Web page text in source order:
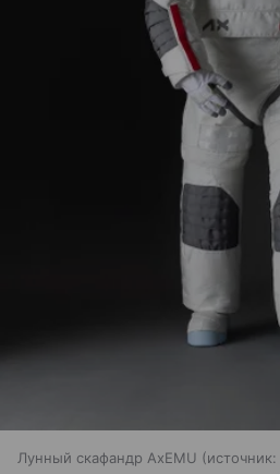
Лунный скафандр AxEMU источник: